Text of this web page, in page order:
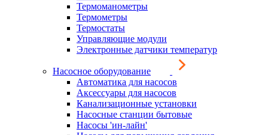
Термоманометры
Термометры
Термостаты
Управляющие модули
Электронные датчики температур
Насосное оборудование
Автоматика для насосов
Аксессуары для насосов
Канализационные установки
Насосные станции бытовые
Насосы 'ин-лайн'